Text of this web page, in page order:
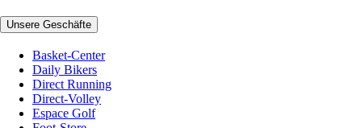
Unsere Geschäfte
Basket-Center
Daily Bikers
Direct Running
Direct-Volley
Espace Golf